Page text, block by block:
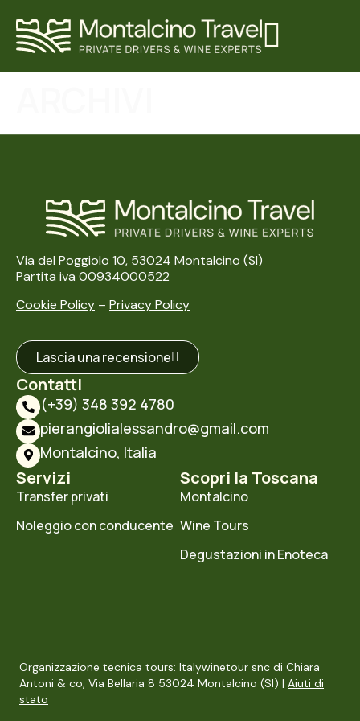
Via del Poggiolo 10, 53024 Montalcino (SI)
Partita iva 00934000522
Cookie Policy – Privacy Policy
Lascia una recensione
Servizi
Transfer privati
Noleggio con conducente
Scopri la Toscana
Montalcino
Wine Tours
Degustazioni in Enoteca
Contatti
(+39) 348 392 4780
pierangiolialessandro@gmail.com
Montalcino, Italia
Organizzazione tecnica tours: Italywinetour snc di Chiara
Antoni & co, Via Bellaria 8 53024 Montalcino (SI) | Aiuti di
stato